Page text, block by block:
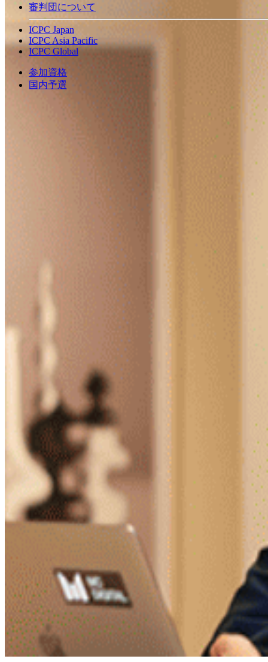
審判団について
ICPC Japan
ICPC Asia Pacific
ICPC Global
参加資格
国内予選